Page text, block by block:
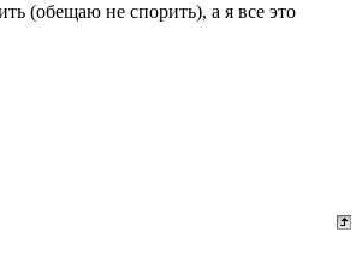
(обещаю не спорить), а я все это